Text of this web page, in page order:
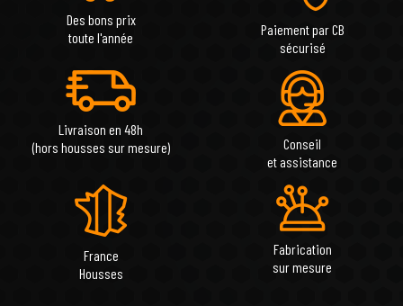
Des bons prix
toute l'année
Paiement par CB
sécurisé
Livraison en 48h
(hors housses sur mesure)
Conseil
et assistance
France
Housses
Fabrication
sur mesure